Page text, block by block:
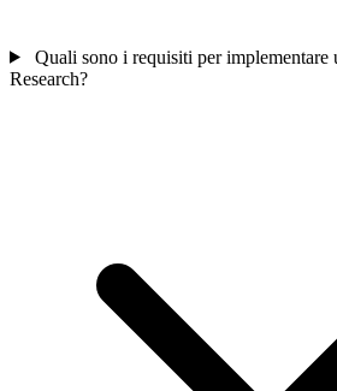
Quali sono i requisiti per implementare
Research?